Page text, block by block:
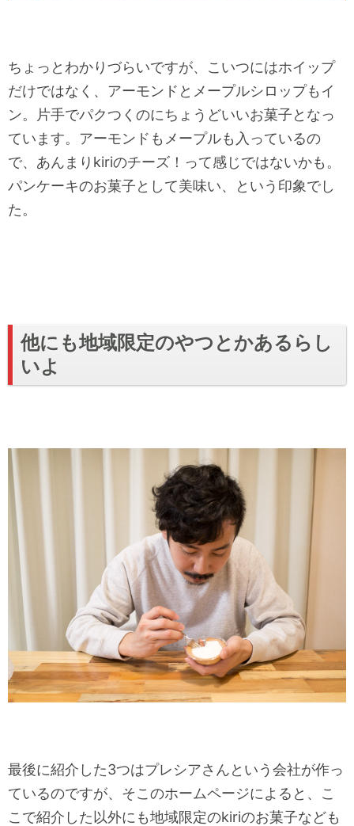
ちょっとわかりづらいですが、こいつにはホイップ
だけではなく、アーモンドとメープルシロップもイ
ン。片手でパクつくのにちょうどいいお菓子となっ
ています。アーモンドもメープルも入っているの
で、あんまりkiriのチーズ！って感じではないかも。
パンケーキのお菓子として美味い、という印象でし
た。
他にも地域限定のやつとかあるらし
いよ
最後に紹介した3つはプレシアさんという会社が作っ
ているのですが、そこのホームページによると、こ
こで紹介した以外にも地域限定のkiriのお菓子なども